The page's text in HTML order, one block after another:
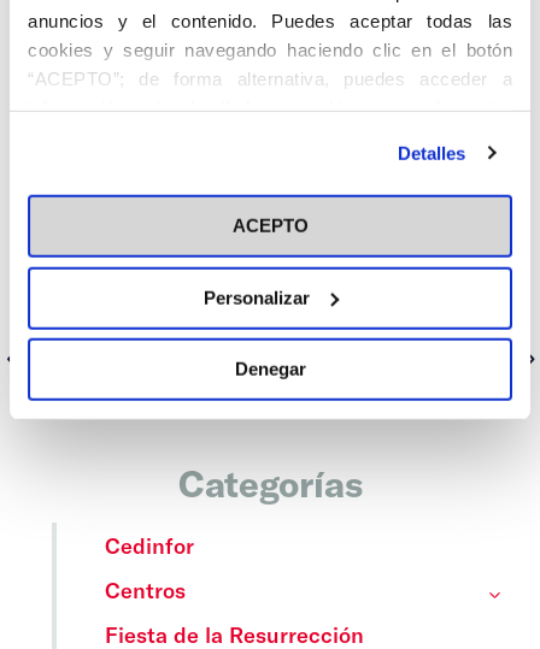
anuncios y el contenido. Puedes aceptar todas las
cookies y seguir navegando haciendo clic en el botón
“ACEPTO”; de forma alternativa, puedes acceder a
información más detallada y cambiar tus preferencias
en el botón "Personalizar". Para más información puedes
visitar nuestra Política de Cookies
Detalles
ACEPTO
Personalizar
Denegar
Categorías
Cedinfor
Centros
Fiesta de la Resurrección